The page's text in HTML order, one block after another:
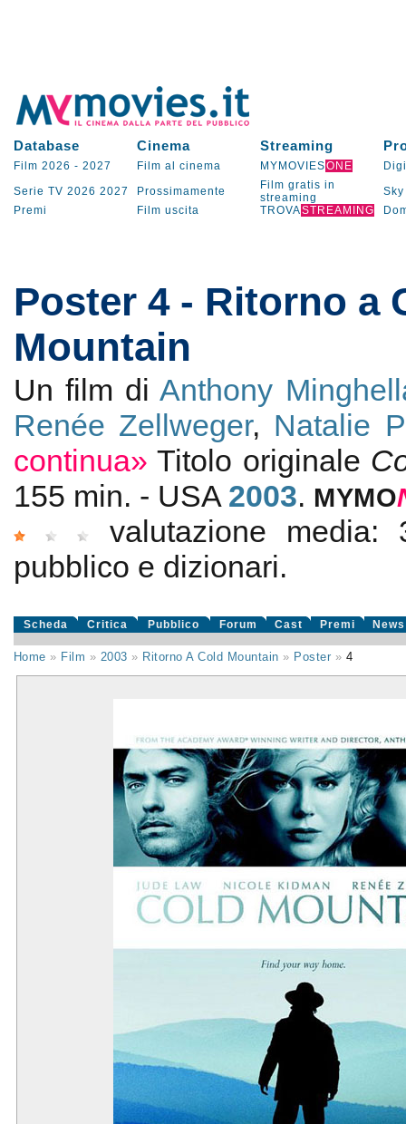
Database Cinema Streaming
Film 2026 - 2027 Film al cinema MYMOVIESONE
Serie TV 2026 2027 Prossimamente
Film gratis in
streaming
Sky
Premi
Film uscita TROVASTREAMING
Poster 4 - Ritorno a
Mountain
Un film diAnthony
Renée Zellweger, Natalie
continua» Titolo originale
155 min. - USA 2003. MYMO
valutazione media:
pubblico e dizionari.
Scheda Critica Pubblico Forum Cast Premi News
Home » Film » 2003 » Ritorno A Cold Mountain » Poster » 4